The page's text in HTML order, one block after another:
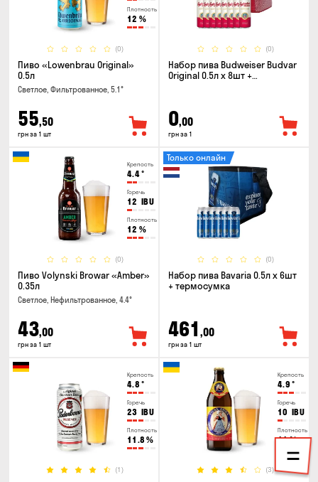
Плотность
12 %
(0)
Пиво «Lowenbrau Original»
0.5л
Светлое, Фильтрованное, 5.1°
55,50
грн за 1 шт
(0)
Набор пива Budweiser Budvar
Original 0.5л x 8шт +
0,00
грн за 1
Крепость
4.4°
Горечь
12 IBU
Плотность
12 %
(0)
Пиво Volynski Browar «Amber»
0.35л
Светлое, Нефильтрованное, 4.4°
43,00
грн за 1 шт
(0)
Только онлайн
Набор пива Bavaria 0.5л х 6шт
+ термосумка
461 ,00
грн за 1 шт
Крепость
4.8 °
Горечь
23 IBU
Плотность
11.8 %
(1)
Крепость
4.9 °
Горечь
10 IBU
Плотность
11%
(3)